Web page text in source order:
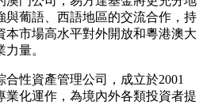
與葡語、西語地區的交流合作，持
本市場高水平對外開放和粵港澳大
量。
性資產管理公司，成立於2001
業化運作，為境內外各類投資者提